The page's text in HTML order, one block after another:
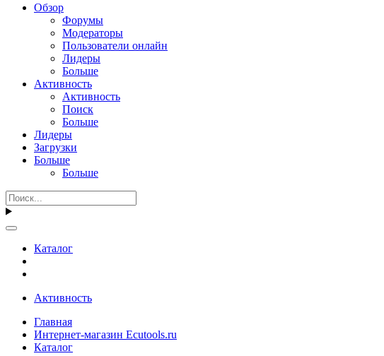
Обзор
Форумы
Модераторы
Пользователи онлайн
Лидеры
Больше
Активность
Активность
Поиск
Больше
Лидеры
Загрузки
Больше
Больше
Каталог
Активность
Главная
Интернет-магазин Ecutools.ru
Каталог